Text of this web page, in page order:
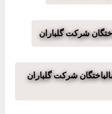
شرکت گلباران
شرکت گلباران